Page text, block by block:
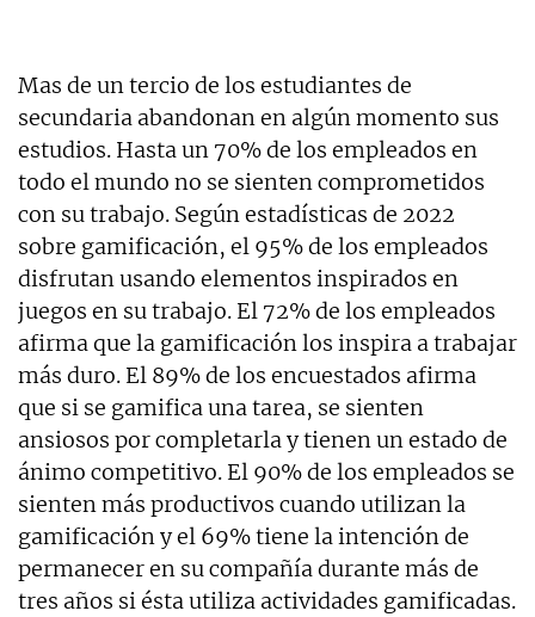
Mas de un tercio de los estudiantes de
secundaria abandonan en algún momento sus
estudios. Hasta un 70% de los empleados en
todo el mundo no se sienten comprometidos
con su trabajo. Según estadísticas de 2022
sobre gamificación, el 95% de los empleados
disfrutan usando elementos inspirados en
juegos en su trabajo. El 72% de los empleados
afirma que la gamificación los inspira a trabajar
más duro. El 89% de los encuestados afirma
que si se gamifica una tarea, se sienten
ansiosos por completarla y tienen un estado de
ánimo competitivo. El 90% de los empleados se
sienten más productivos cuando utilizan la
gamificación y el 69% tiene la intención de
permanecer en su compañía durante más de
tres años si ésta utiliza actividades gamificadas.